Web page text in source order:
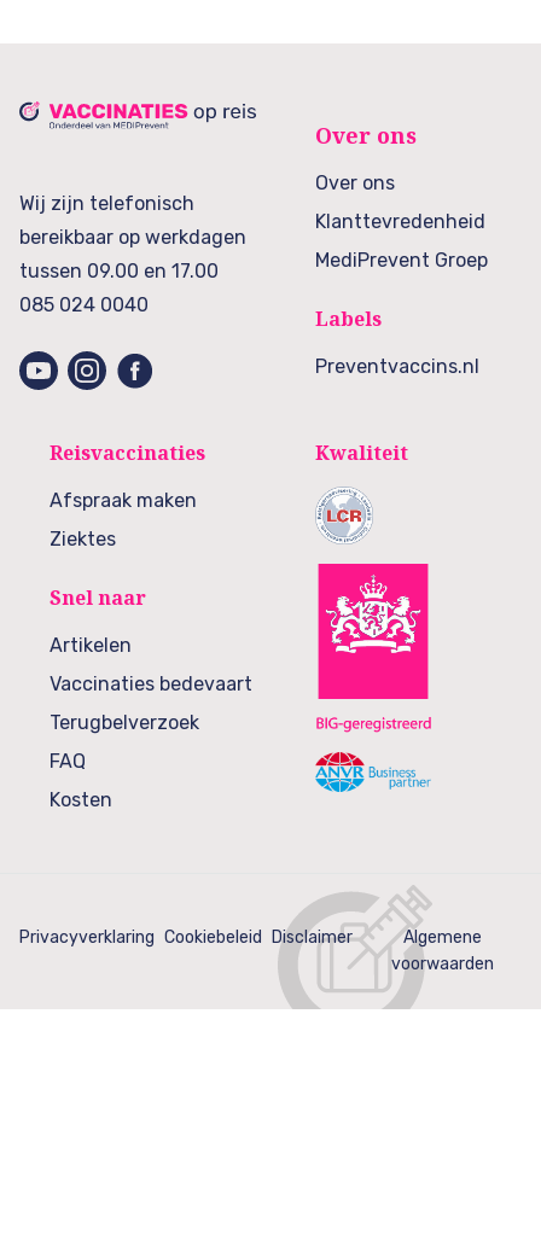
Wij zijn telefonisch
bereikbaar op werkdagen
tussen 09.00 en 17.00
085 024 0040
Over ons
Over ons
Klanttevredenheid
MediPrevent Groep
Labels
Preventvaccins.nl
Reisvaccinaties
Afspraak maken
Ziektes
Snel naar
Artikelen
Vaccinaties bedevaart
Terugbelverzoek
FAQ
Kosten
Kwaliteit
Privacyverklaring Cookiebeleid Disclaimer Algemene
voorwaarden